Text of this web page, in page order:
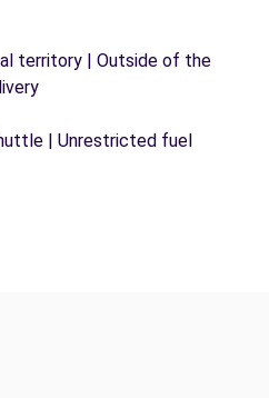
territory | Outside of the
| Unrestricted fuel